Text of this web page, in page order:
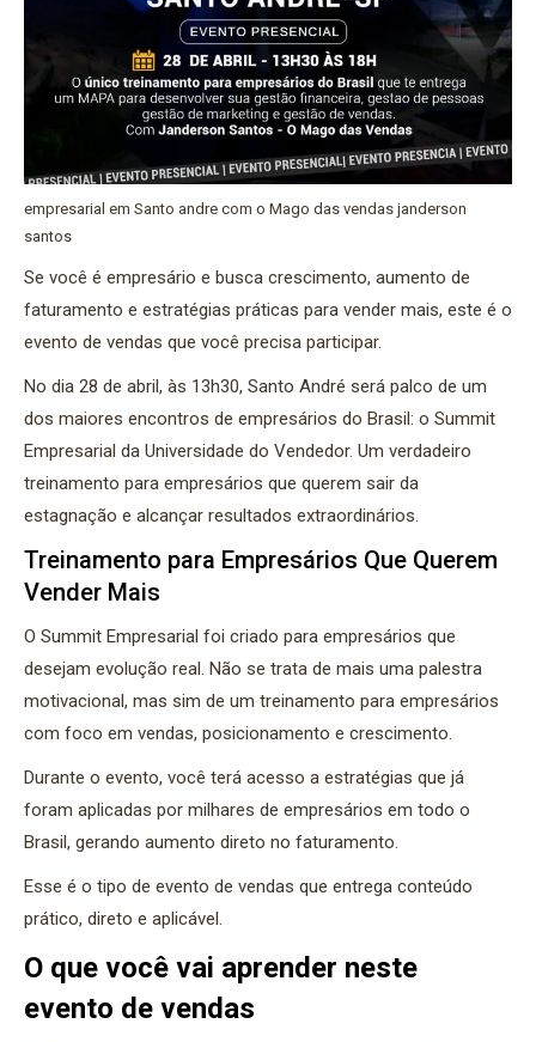
empresarial em Santo andre com o Mago das vendas janderson
santos
Se você é empresário e busca crescimento, aumento de
faturamento e estratégias práticas para vender mais, este é o
evento de vendas que você precisa participar.
No dia 28 de abril, às 13h30, Santo André será palco de um
dos maiores encontros de empresários do Brasil: o Summit
Empresarial da Universidade do Vendedor. Um verdadeiro
treinamento para empresários que querem sair da
estagnação e alcançar resultados extraordinários.
Treinamento para Empresários Que Querem
Vender Mais
O Summit Empresarial foi criado para empresários que
desejam evolução real. Não se trata de mais uma palestra
motivacional, mas sim de um treinamento para empresários
com foco em vendas, posicionamento e crescimento.
Durante o evento, você terá acesso a estratégias que já
foram aplicadas por milhares de empresários em todo o
Brasil, gerando aumento direto no faturamento.
Esse é o tipo de evento de vendas que entrega conteúdo
prático, direto e aplicável.
O que você vai aprender neste
evento de vendas